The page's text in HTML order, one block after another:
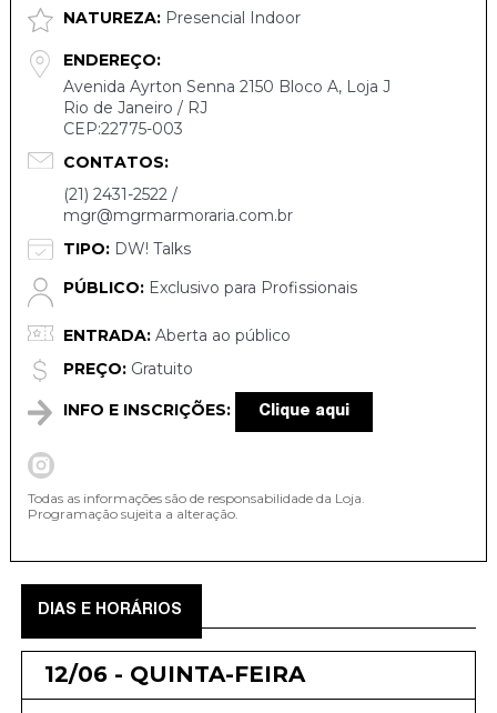
NATUREZA:Presencial Indoor
ENDEREÇO:
Avenida Ayrton Senna 2150 Bloco A, Loja J
Rio de Janeiro / RJ
CEP:22775-003
CONTATOS:
(21) 2431-2522 /
mgr@mgrmarmoraria.com.br
TIPO:DW! Talks
PÚBLICO:Exclusivo para Profissionais
ENTRADA:Aberta ao público
PREÇO:Gratuito
INFO E INSCRIÇÕES: Clique aqui
Todas as informações são de responsabilidade da Loja.
Programação sujeita a alteração.
DIAS E HORÁRIOS
12/06 - QUINTA-FEIRA